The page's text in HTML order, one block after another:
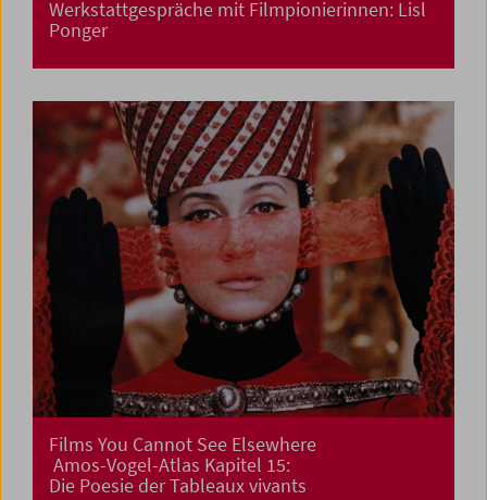
Werkstattgespräche mit Filmpionierinnen: Lisl
Ponger
Films You Cannot See Elsewhere
Amos-Vogel-Atlas Kapitel 15:
Die Poesie der Tableaux vivants